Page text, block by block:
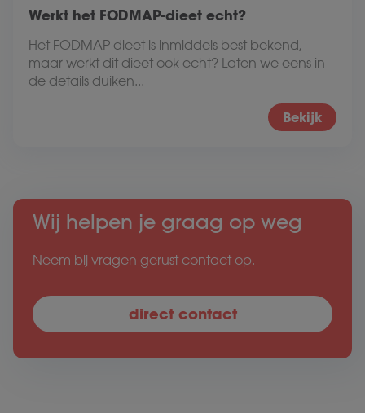
Werkt het FODMAP-dieet echt?
Het FODMAP dieet is inmiddels best bekend,
maar werkt dit dieet ook echt? Laten we eens in
de details duiken...
Bekijk
Wij helpen je graag op weg
Neem bij vragen gerust contact op.
direct contact